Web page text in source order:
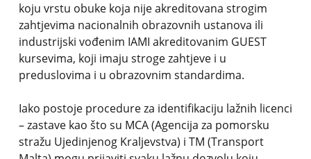
koju vrstu obuke koja nije akreditovana strogim
zahtjevima nacionalnih obrazovnih ustanova ili
industrijski vođenim IAMI akreditovanim GUEST
kursevima, koji imaju stroge zahtjeve i u
preduslovima i u obrazovnim standardima.
Iako postoje procedure za identifikaciju lažnih licenci
– zastave kao što su MCA (Agencija za pomorsku
stražu Ujedinjenog Kraljevstva) i TM (Transport